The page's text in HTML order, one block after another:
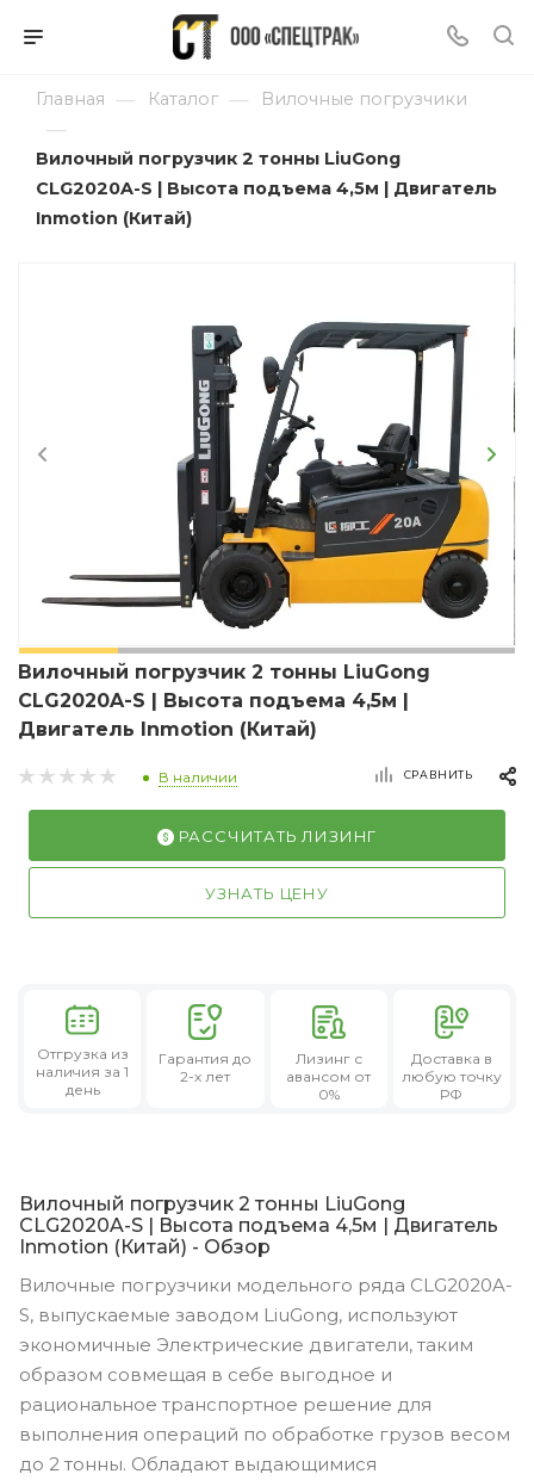
Главная — Каталог — Вилочные погрузчики
—
Вилочный погрузчик 2 тонны LiuGong
CLG2020A-S | Высота подъема 4,5м | Двигатель
Inmotion (Китай)
Вилочный погрузчик 2 тонны LiuGong
CLG2020A-S | Высота подъема 4,5м |
Двигатель Inmotion (Китай)
В наличии СРАВНИТЬ
РАССЧИТАТЬ ЛИЗИНГ
УЗНАТЬ ЦЕНУ
Отгрузка из
наличия за 1
день
Гарантия до
2-х лет
Лизингс
авансом от
0%
Доставка в
любую точку
РФ
Вилочный погрузчик 2 тонны LiuGong
CLG2020A-S | Высота подъема 4,5м | Двигатель
Inmotion (Китай) - Обзор
Вилочные погрузчики модельного ряда CLG2020A-
S, выпускаемые заводом LiuGong, используют
экономичные Электрические двигатели, таким
образом совмещая в себе выгодное и
рациональное транспортное решение для
выполнения операций по обработке грузов весом
до 2 тонны. Обладают выдающимися